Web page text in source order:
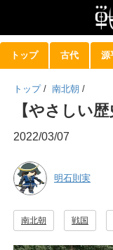
トップ 古代 源
トップ / 南北朝 /
【やさしい
2022/03/07
明石則実
南北朝 戦国